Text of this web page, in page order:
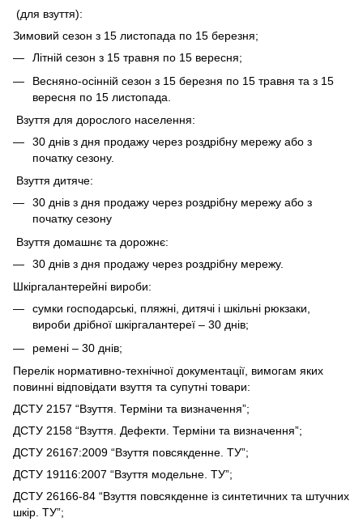
(для взуття):
Зимовий сезон з 15 листопада по 15 березня;
Літній сезон з 15 травня по 15 вересня;
Весняно-осінній сезон з 15 березня по 15 травня та з 15
вересня по 15 листопада.
Взуття для дорослого населення:
30 днів з дня продажу через роздрібну мережу або з
початку сезону.
Взуття дитяче:
30 днів з дня продажу через роздрібну мережу або з
початку сезону
Взуття домашнє та дорожнє:
30 днів з дня продажу через роздрібну мережу.
Шкіргалантерейні вироби:
сумки господарські, пляжні, дитячі і шкільні рюкзаки,
вироби дрібної шкіргалантереї – 30 днів;
ремені – 30 днів;
Перелік нормативно-технічної документації, вимогам яких
повинні відповідати взуття та супутні товари:
ДСТУ 2157 “Взуття. Терміни та визначення”;
ДСТУ 2158 “Взуття. Дефекти. Терміни та визначення”;
ДСТУ 26167:2009 “Взуття повсякденне. ТУ”;
ДСТУ 19116:2007 “Взуття модельне. ТУ”;
ДСТУ 26166-84 “Взуття повсякденне із синтетичних та штучних
шкір. ТУ”;